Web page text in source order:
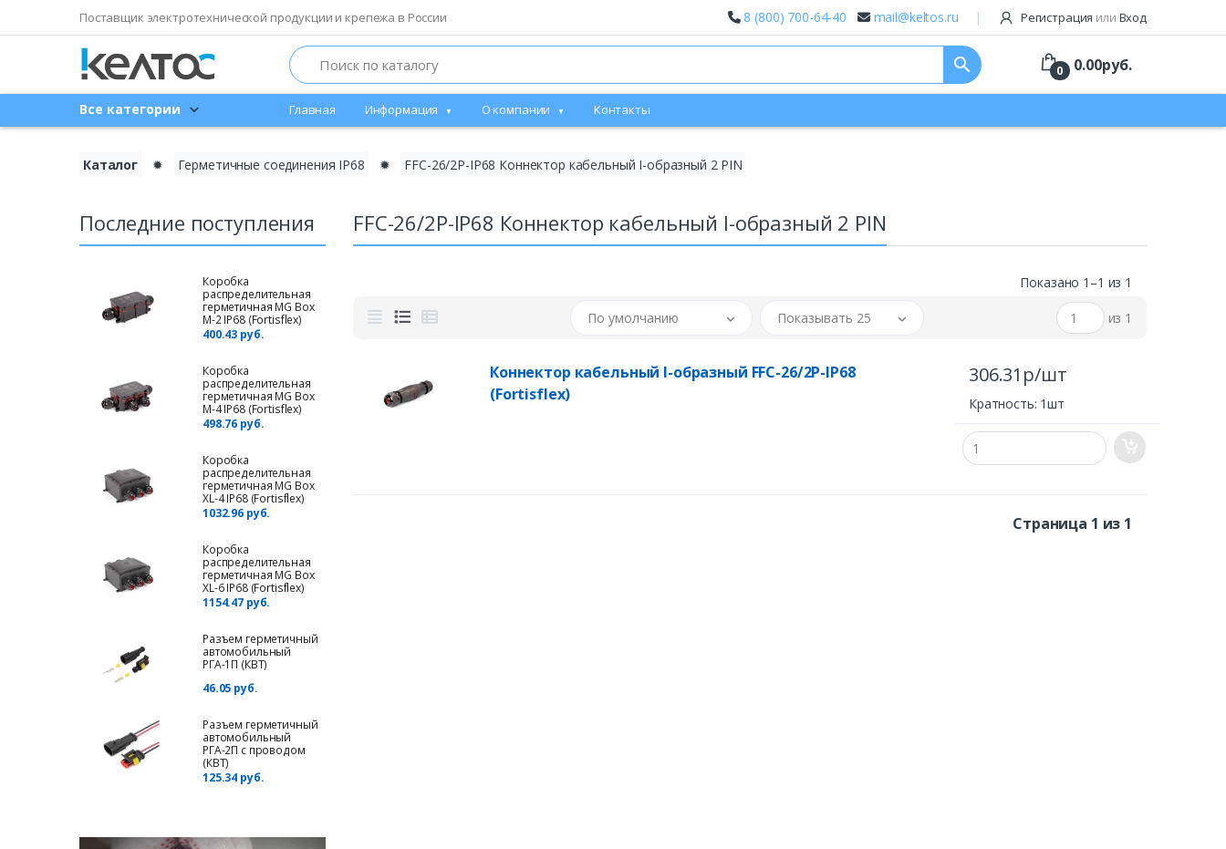
Поставщик электротехнической продукции и крепежа в России 8 (800) 700-64-40 mail@keltos.ru Регистрация или Вход
Search search 0 0.00руб.
Все категории Главная Информация О компании Контакты
Каталог ✹ Герметичные соединения IP68 ✹ FFC-26/2P-IP68 Коннектор кабельный I-образный 2 PIN
Последние поступления
Коробка
распределительная
герметичная MG Box
M-2 IP68 (Fortisflex)
400.43 руб.
Коробка
распределительная
герметичная MG Box
M-4 IP68 (Fortisflex)
498.76 руб.
Коробка
распределительная
герметичная MG Box
XL-4 IP68 (Fortisflex)
1032.96 руб.
Коробка
распределительная
герметичная MG Box
XL-6 IP68 (Fortisflex)
1154.47 руб.
Разъем герметичный
автомобильный
РГА-1П (КВТ)
46.05 руб.
Разъем герметичный
автомобильный
РГА-2П с проводом
(КВТ)
125.34 руб.
FFC-26/2P-IP68 Коннектор кабельный I-образный 2 PIN
Показано 1–1 из 1
По умолчанию Показывать 25 из 1
Коннектор кабельный I-образный FFC-26/2P-IP68
(Fortisflex)
306.31р/шт
Кратность: 1шт
Страница 1 из 1